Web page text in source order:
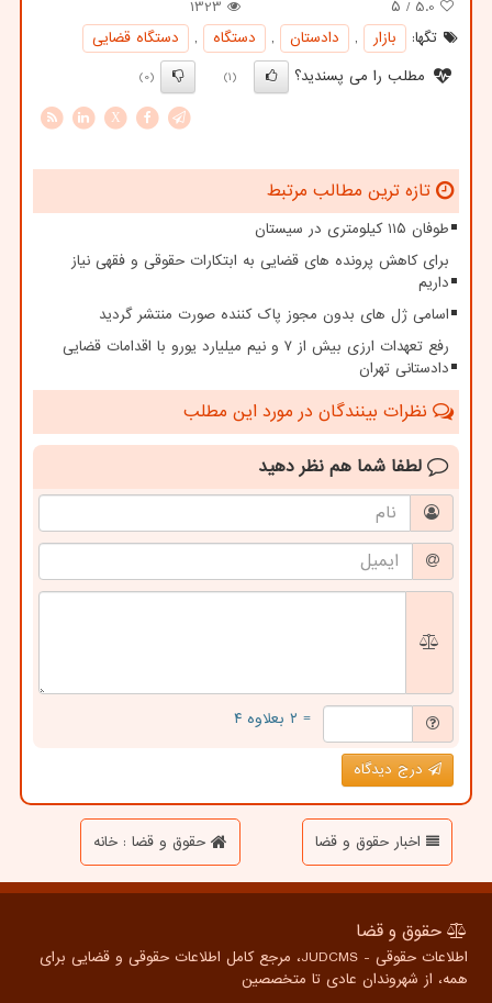
5.0 / ۵
1323
تگها:
بازار , دادستان , دستگاه ,
دستگاه قضایی
مطلب را می پسندید؟
(1)
(0)
X
تازه ترین مطالب مرتبط
طوفان ۱۱۵ کیلومتری در سیستان
برای کاهش پرونده های قضایی به ابتکارات حقوقی و فقهی نیاز
داریم
اسامی ژل های بدون مجوز پاک کننده صورت منتشر گردید
رفع تعهدات ارزی بیش از ۷ و نیم میلیارد یورو با اقدامات قضایی
دادستانی تهران
نظرات بینندگان در مورد این مطلب
لطفا شما هم نظر دهید
= ۲ بعلاوه ۴
درج دیدگاه
اخبار حقوق و قضا حقوق و قضا : خانه
حقوق و قضا
اطلاعات حقوقی - JUDCMS، مرجع کامل اطلاعات حقوقی و قضایی برای
همه، از شهروندان عادی تا متخصصین